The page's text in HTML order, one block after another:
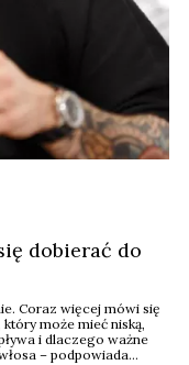
dobierać do
Coraz więcej mówi się
może mieć niską,
i dlaczego ważne
– podpowiada